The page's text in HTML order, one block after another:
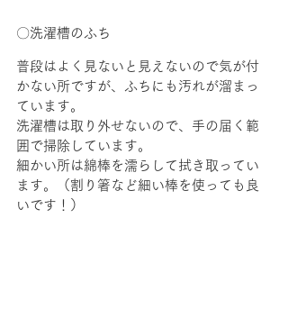
〇洗濯槽のふち
普段はよく見ないと見えないので気が付
かない所ですが、ふちにも汚れが溜まっ
ています。
洗濯槽は取り外せないので、手の届く範
囲で掃除しています。
細かい所は綿棒を濡らして拭き取ってい
ます。（割り箸など細い棒を使っても良
いです！）